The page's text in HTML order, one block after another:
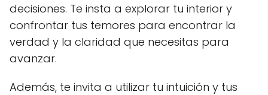
decisiones. Te insta a explorar tu interior y
confrontar tus temores para encontrar la
verdad y la claridad que necesitas para
avanzar.
Además, te invita a utilizar tu intuición y tus